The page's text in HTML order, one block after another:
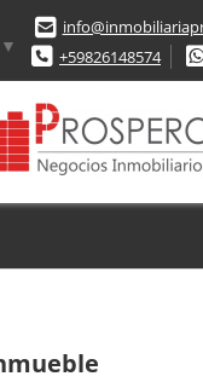
▼
+59826148574